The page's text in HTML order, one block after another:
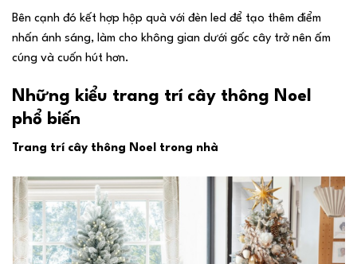
Bên cạnh đó kết hợp hộp quà với đèn led để tạo thêm điểm
nhấn ánh sáng, làm cho không gian dưới gốc cây trở nên ấm
cúng và cuốn hút hơn.
Những kiểu trang trí cây thông Noel
phổ biến
Trang trí cây thông Noel trong nhà